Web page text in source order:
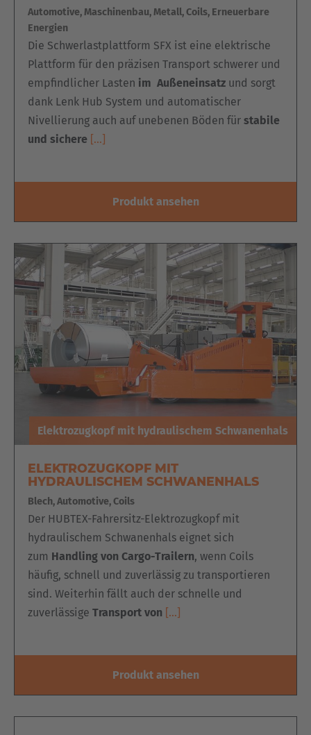
Automotive, Maschinenbau, Metall, Coils, Erneuerbare
Energien
Die Schwerlastplattform SFX ist eine elektrische
Plattform für den präzisen Transport schwerer und
empfindlicher Lasten im Außeneinsatz und sorgt
dank Lenk Hub System und automatischer
Nivellierung auch auf unebenen Böden für stabile
und sichere […]
Produkt ansehen
Elektrozugkopf mit hydraulischem Schwanenhals
ELEKTROZUGKOPF MIT
HYDRAULISCHEM SCHWANENHALS
Blech, Automotive, Coils
Der HUBTEX-Fahrersitz-Elektrozugkopf mit
hydraulischem Schwanenhals eignet sich
zum Handling von Cargo-Trailern, wenn Coils
häufig, schnell und zuverlässig zu transportieren
sind. Weiterhin fällt auch der schnelle und
zuverlässigeTransport von […]
Produkt ansehen